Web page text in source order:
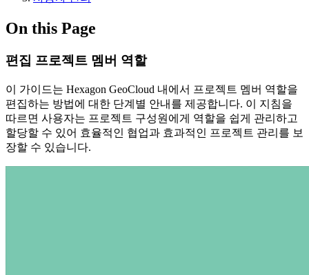
On this Page
편집 프로젝트 멤버 역할
이 가이드는 Hexagon GeoCloud 내에서 프로젝트 멤버 역할을
편집하는 방법에 대한 단계별 안내를 제공합니다. 이 지침을
따르면 사용자는 프로젝트 구성원에게 역할을 쉽게 관리하고
할당할 수 있어 효율적인 협업과 효과적인 프로젝트 관리를 보
장할 수 있습니다.